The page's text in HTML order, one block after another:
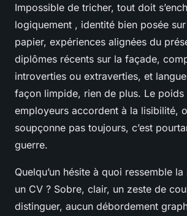
Impossible de tricher, tout doit
logiquement , identité bien posée
papier, expériences alignées du
diplômes récents sur la façade,
introverties ou extraverties, et
façon limpide, rien de plus. Le poids
employeurs accordent à la lisibilité,
soupçonne pas toujours, c’est
guerre.
Quelqu’un hésite à quoi ressemble
un CV ? Sobre, clair, un zeste de
distinguer, aucun débordement